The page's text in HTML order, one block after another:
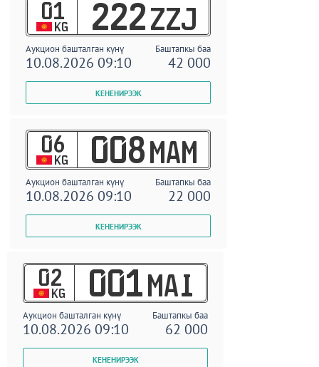
01
KG 222 ZZJ
Аукцион башталган күнү Баштапкы баа
10.08.2026 09:10 42 000
06
KG 008 MAM
Аукцион башталган күнү Баштапкы баа
10.08.2026 09:10 22 000
02
KG 001 MAI
Аукцион башталган күнү Баштапкы баа
10.08.2026 09:10 62 000